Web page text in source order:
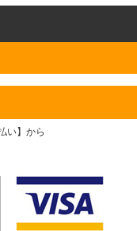
い】 から